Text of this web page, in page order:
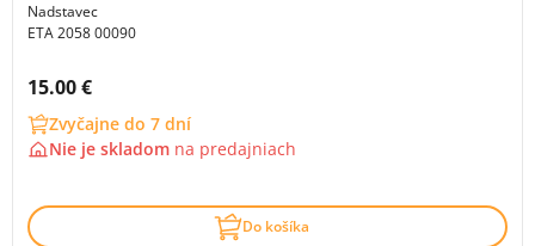
Nadstavec
ETA 2058 00090
Cena s DPH:
15.00 €
Zvyčajne do 7 dní
Nie je skladom na predajniach
Do košíka